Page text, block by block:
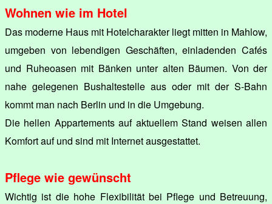
Wohnen wie im Hotel
Das moderne Haus mit Hotelcharakter liegt mitten in Mahlow,
umgeben von lebendigen Geschäften, einladenden Cafés
und Ruheoasen mit Bänken unter alten Bäumen. Von der
nahe gelegenen Bushaltestelle aus oder mit der S-Bahn
kommt man nach Berlin und in die Umgebung.
Die hellen Appartements auf aktuellem Stand weisen allen
Komfort auf und sind mit Internet ausgestattet.
Pflege wie gewünscht
Wichtig ist die hohe Flexibilität bei Pflege und Betreuung,